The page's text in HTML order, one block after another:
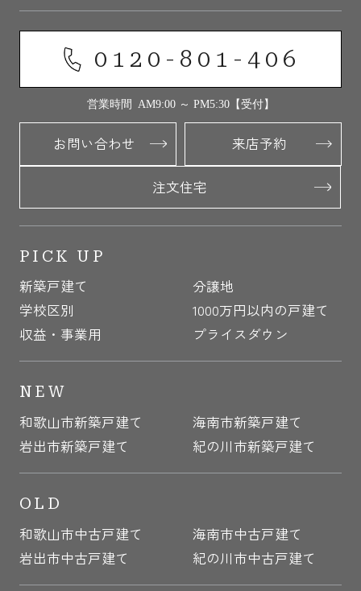
0120-801-406
営業時間 AM9:00 ～ PM5:30【受付】
お問い合わせ 来店予約
注文住宅
PICK UP
新築戸建て
分譲地
学校区別
1000万円以内の戸建て
収益・事業用
プライスダウン
NEW
和歌山市新築戸建て
海南市新築戸建て
岩出市新築戸建て
紀の川市新築戸建て
OLD
和歌山市中古戸建て
海南市中古戸建て
岩出市中古戸建て
紀の川市中古戸建て